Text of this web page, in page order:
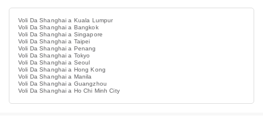
Voli Da Shanghai a Kuala Lumpur
Voli Da Shanghai a Bangkok
Voli Da Shanghai a Singapore
Voli Da Shanghai a Taipei
Voli Da Shanghai a Penang
Voli Da Shanghai a Tokyo
Voli Da Shanghai a Seoul
Voli Da Shanghai a Hong Kong
Voli Da Shanghai a Manila
Voli Da Shanghai a Guangzhou
Voli Da Shanghai a Ho Chi Minh City